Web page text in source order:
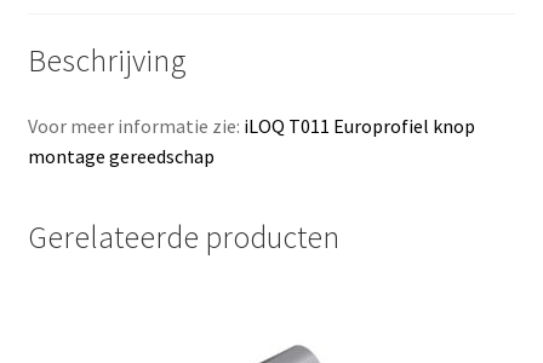
Beschrijving
Voor meer informatie zie: iLOQ T011 Europrofiel knop
montage gereedschap
Gerelateerde producten